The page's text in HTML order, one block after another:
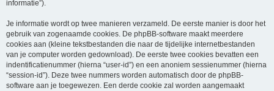
informatie”).
Je informatie wordt op twee manieren verzameld. De eerste manier is door het
gebruik van zogenaamde cookies. De phpBB-software maakt meerdere
cookies aan (kleine tekstbestanden die naar de tijdelijke internetbestanden
van je computer worden gedownload). De eerste twee cookies bevatten een
indentificatienummer (hierna “user-id”) en een anoniem sessienummer (hierna
“session-id”). Deze twee nummers worden automatisch door de phpBB-
software aan je toegewezen. Een derde cookie zal worden aangemaakt